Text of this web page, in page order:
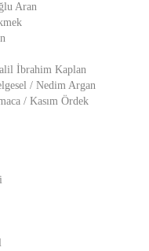
Aran
İbrahim Kaplan
/ Nedim Argan
/ Kasım Ördek